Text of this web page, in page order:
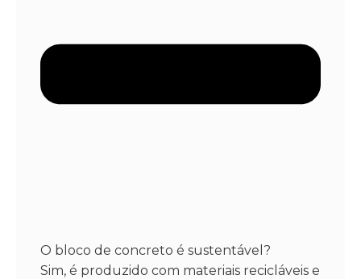
O bloco de concreto é sustentável?
Sim, é produzido com materiais recicláveis e